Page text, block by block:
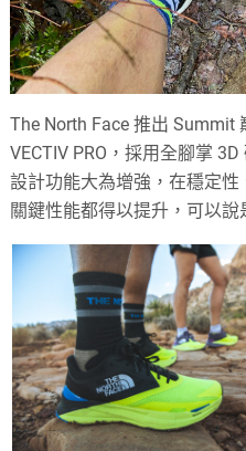
The North Face 推出 Summit
VECTIV PRO，採用全腳掌
設計功能大為增強，在穩定
關鍵性能都得以提升，可以說